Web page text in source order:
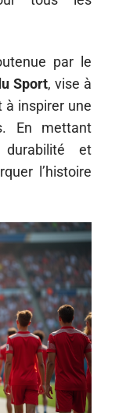
par le
Sport, vise à
à inspirer une
En mettant
et
l’histoire